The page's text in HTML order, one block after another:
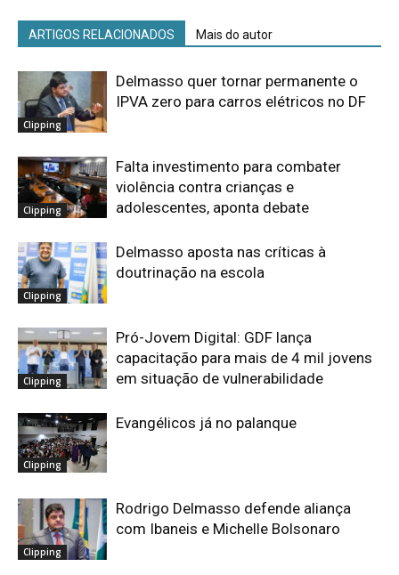
ARTIGOS RELACIONADOS Mais do autor
Clipping
Delmasso quer tornar permanente o
IPVA zero para carros elétricos no DF
Clipping
Falta investimento para combater
violência contra crianças e
adolescentes, aponta debate
Clipping
Delmasso aposta nas críticas à
doutrinação na escola
Clipping
Pró-Jovem Digital: GDF lança
capacitação para mais de 4 mil jovens
em situação de vulnerabilidade
Clipping
Evangélicos já no palanque
Clipping
Rodrigo Delmasso defende aliança
com Ibaneis e Michelle Bolsonaro